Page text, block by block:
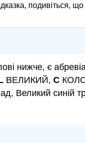
подивіться,
нижче, є
ВЕЛИКИЙ, C
Великий синій